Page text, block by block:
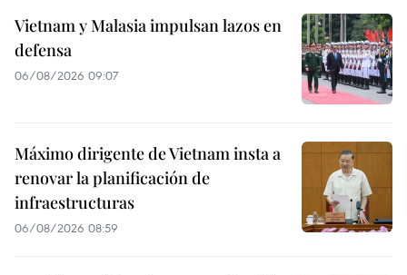
Vietnam y Malasia impulsan lazos en
defensa
06/08/2026 09:07
Máximo dirigente de Vietnam insta a
renovar la planificación de
infraestructuras
06/08/2026 08:59